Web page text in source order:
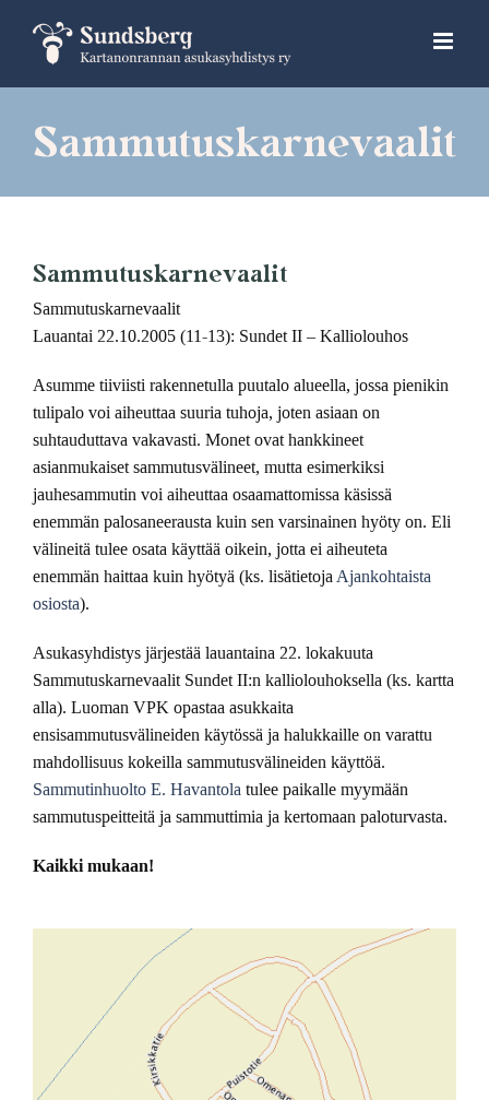
content
Sammutuskarnevaalit
Sammutuskarnevaalit
Sammutuskarnevaalit
Lauantai 22.10.2005 (11-13): Sundet II – Kalliolouhos
Asumme tiiviisti rakennetulla puutalo alueella, jossa pienikin
tulipalo voi aiheuttaa suuria tuhoja, joten asiaan on
suhtauduttava vakavasti. Monet ovat hankkineet
asianmukaiset sammutusvälineet, mutta esimerkiksi
jauhesammutin voi aiheuttaa osaamattomissa käsissä
enemmän palosaneerausta kuin sen varsinainen hyöty on. Eli
välineitä tulee osata käyttää oikein, jotta ei aiheuteta
enemmän haittaa kuin hyötyä (ks. lisätietoja Ajankohtaista
osiosta).
Asukasyhdistys järjestää lauantaina 22. lokakuuta
Sammutuskarnevaalit Sundet II:n kalliolouhoksella (ks. kartta
alla). Luoman VPK opastaa asukkaita
ensisammutusvälineiden käytössä ja halukkaille on varattu
mahdollisuus kokeilla sammutusvälineiden käyttöä.
Sammutinhuolto E. Havantola tulee paikalle myymään
sammutuspeitteitä ja sammuttimia ja kertomaan paloturvasta.
Kaikki mukaan!